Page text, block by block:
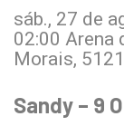
sáb., 27 de
02:00 Arena
Morais,
Sandy – 9